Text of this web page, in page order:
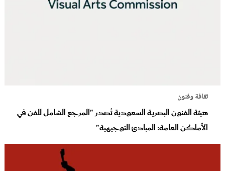
ثقافة وفنون
هيئة الفنون البصرية السعودية تُصدر "المرجع الشامل للفن في
الأماكن العامة: المبادئ التوجيهية"